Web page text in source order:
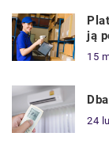
ją
15
24